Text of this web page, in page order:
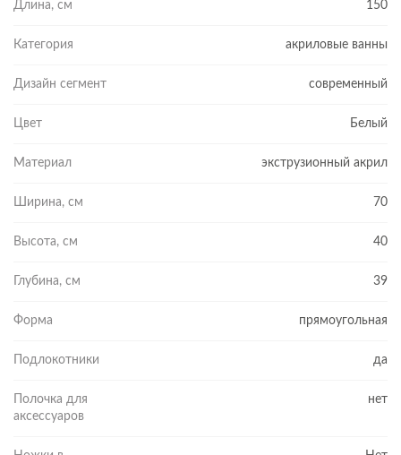
Длина, см 150
Категория акриловые ванны
Дизайн сегмент современный
Цвет Белый
Материал экструзионный акрил
Ширина, см 70
Высота, см 40
Глубина, см 39
Форма прямоугольная
Подлокотники да
Полочка для
аксессуаров
нет